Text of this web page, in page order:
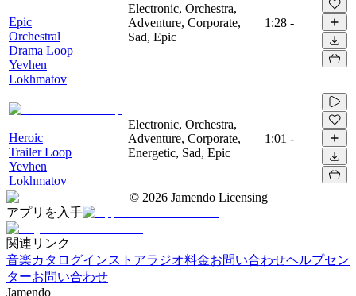
Epic
Orchestral
Drama Loop
Yevhen
Lokhmatov
Electronic, Orchestra,
Adventure, Corporate,
Sad, Epic
1:28 -
Heroic
Trailer Loop
Yevhen
Lokhmatov
Electronic, Orchestra,
Adventure, Corporate,
Energetic, Sad, Epic
1:01 -
© 2026 Jamendo Licensing
アプリを入手
関連リンク
音楽カタログインストアラジオ料金お問い合わせヘルプセン
ターお問い合わせ
Jamendo